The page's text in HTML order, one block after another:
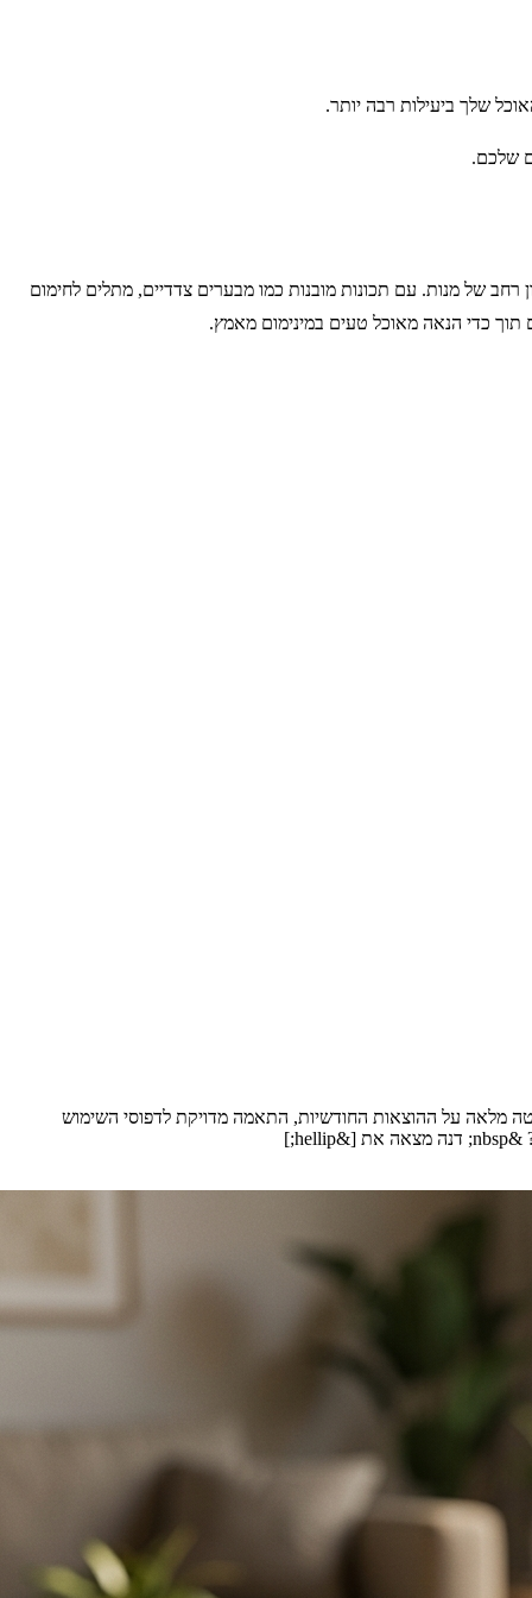
שלך ביעילות רבה יותר.
שלכם.
רחב של מנות. עם תכונות מובנות כמו מבערים צדדיים, מתלים לחימום
תוך כדי הנאה מאוכל טעים במינימום מאמץ.
מלאה על ההוצאות החודשיות, התאמה מדויקת לדפוסי השימוש